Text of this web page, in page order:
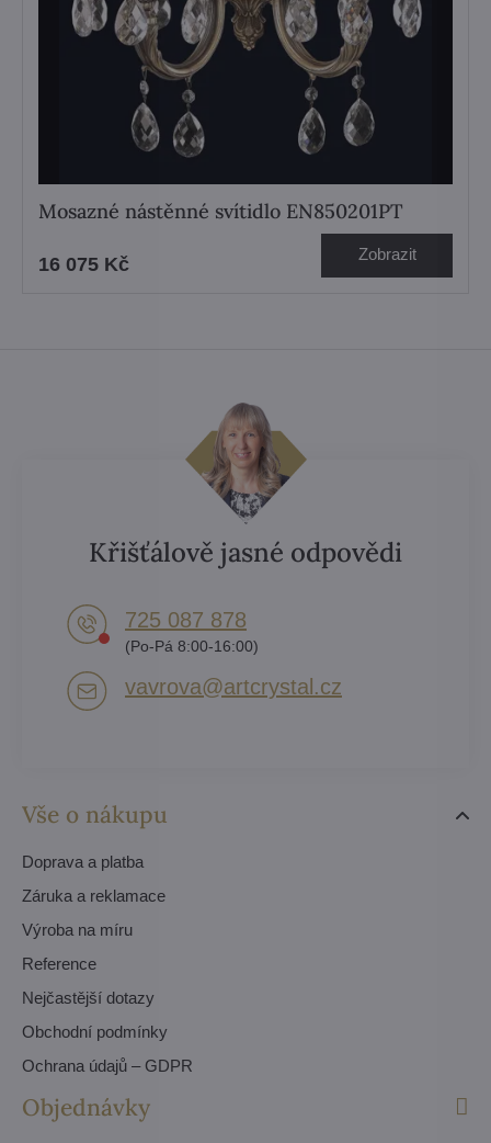
Mosazné nástěnné svítidlo EN850201PT
16 075 Kč Zobrazit
Vše o nákupu
Doprava a platba
Záruka a reklamace
Výroba na míru
Reference
Nejčastější dotazy
Obchodní podmínky
Ochrana údajů – GDPR
Objednávky
Křišťálově jasné odpovědi
725 087 878​
(Po-Pá 8:00-16:00)
vavrova​@artcrystal​.cz